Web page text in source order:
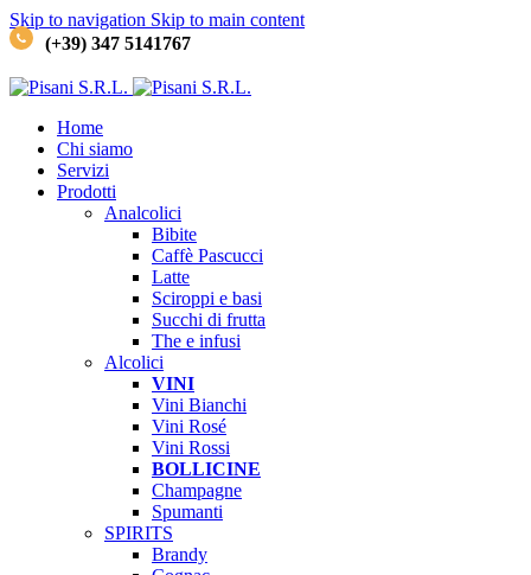
Skip to navigation Skip to main content
(+39) 347 5141767
Home
Chi siamo
Servizi
Prodotti
Analcolici
Bibite
Caffè Pascucci
Latte
Sciroppi e basi
Succhi di frutta
The e infusi
Alcolici
VINI
Vini Bianchi
Vini Rosé
Vini Rossi
BOLLICINE
Champagne
Spumanti
SPIRITS
Brandy